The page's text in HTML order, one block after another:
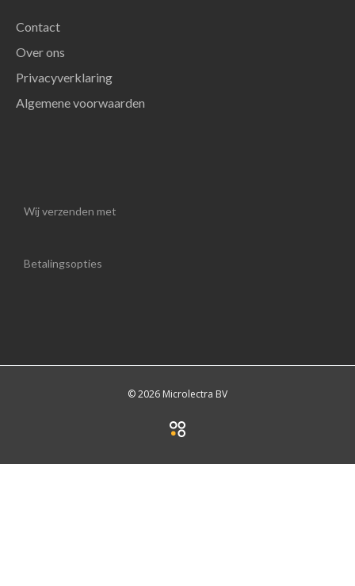
Contact
Over ons
Privacyverklaring
Algemene voorwaarden
Wij verzenden met
Betalingsopties
© 2026 Microlectra BV